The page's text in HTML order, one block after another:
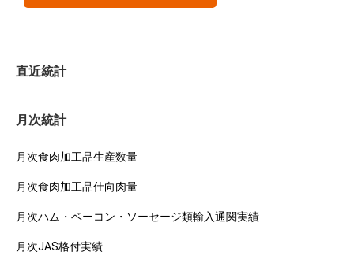
直近統計
月次統計
月次食肉加工品生産数量
月次食肉加工品仕向肉量
月次ハム・ベーコン・ソーセージ類輸入通関実績
月次JAS格付実績